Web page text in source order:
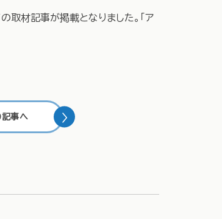
材記事が掲載となりました。「ア
事へ